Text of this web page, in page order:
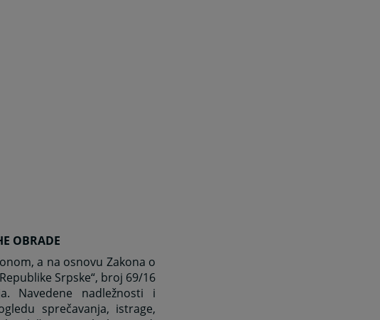
OBRADE
a na osnovu Zakona o
Srpske“, broj 69/16
Navedene nadležnosti i
sprečavanja, istrage,